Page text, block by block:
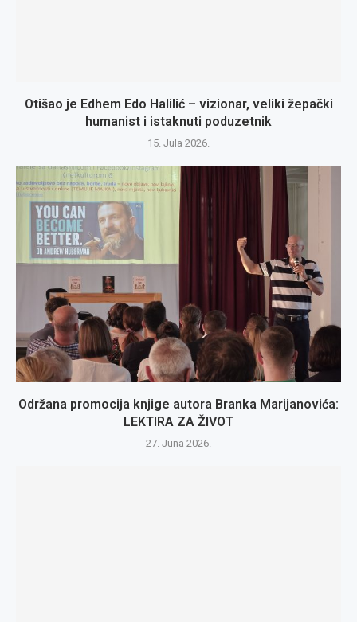
Otišao je Edhem Edo Halilić – vizionar, veliki žepački
humanist i istaknuti poduzetnik
15. Jula 2026.
Održana promocija knjige autora Branka Marijanovića:
LEKTIRA ZA ŽIVOT
27. Juna 2026.